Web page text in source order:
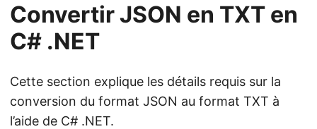
Convertir JSON en TXT en
C# .NET
Cette section explique les détails requis sur la
conversion du format JSON au format TXT à
l’aide de C# .NET.